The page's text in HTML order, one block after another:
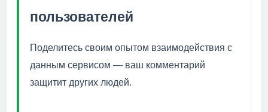
пользователей
Поделитесь своим опытом взаимодействия с
данным сервисом — ваш комментарий
защитит других людей.